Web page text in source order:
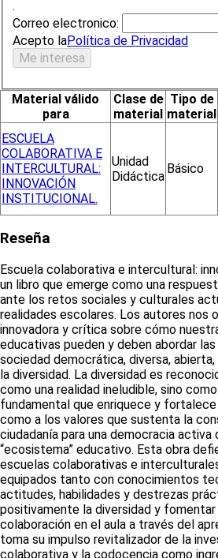
.
Correo electronico:
Acepto laPolítica de Privacidad
Material válido
para
Clase de
material
Tipo de
material
ESCUELA
COLABORATIVA E
INTERCULTURAL:
INNOVACIÓN
INSTITUCIONAL.
Unidad
Didáctica
Básico
Reseña
Escuela colaborativa e intercultural:
un libro que emerge como una
ante los retos sociales y culturales
realidades escolares. Los autores nos
innovadora y crítica sobre cómo
educativas pueden y deben abordar
sociedad democrática, diversa,
la diversidad. La diversidad es
como una realidad ineludible, sino
fundamental que enriquece y
como a los valores que sustenta la
ciudadanía para una democracia activa
“ecosistema” educativo. Esta obra
escuelas colaborativas e
equipados tanto con conocimientos
actitudes, habilidades y destrezas
positivamente la diversidad y
colaboración en el aula a través del
toma su impulso revitalizador de la
colaborativa y la codocencia como